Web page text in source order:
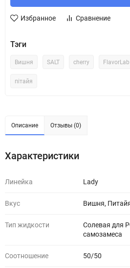
Избранное Сравнение
Тэги
Вишня SALT cherry FlavorLab
пітайя
Описание Отзывы (0)
Характеристики
Линейка Lady
Вкус Вишня,
Тип жидкости
Солевая для
самозамеса
Соотношение 50/50